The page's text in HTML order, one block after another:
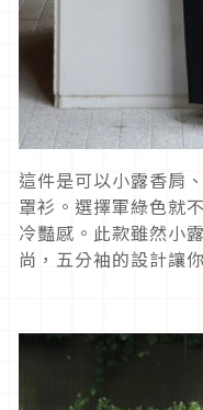
這件是可以小露香肩
罩衫。選擇軍綠色就
冷豔感。此款雖然小
尚，五分袖的設計讓